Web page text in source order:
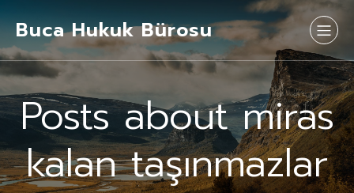
Buca Hukuk Bürosu
Posts about miras
kalan taşınmazlar